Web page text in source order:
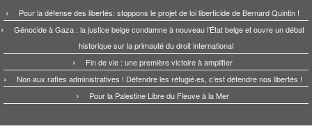
Pour la défense des libertés: stoppons le projet de loi liberticide de Bernard Quintin !
Génocide à Gaza : la justice belge condamne à nouveau l’État belge et ouvre un débat
historique sur la primauté du droit international
Fin de vie : une première victoire à amplifier
Non aux rafles administratives ! Défendre les réfugié·es, c’est défendre nos libertés !
Pour la Palestine Libre du Fleuve à la Mer